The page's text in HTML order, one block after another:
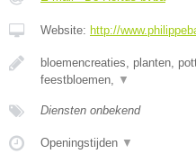
Website: http://
bloemencreaties, planten,
feestbloemen, ▼
Diensten onbekend
Openingstijden ▼